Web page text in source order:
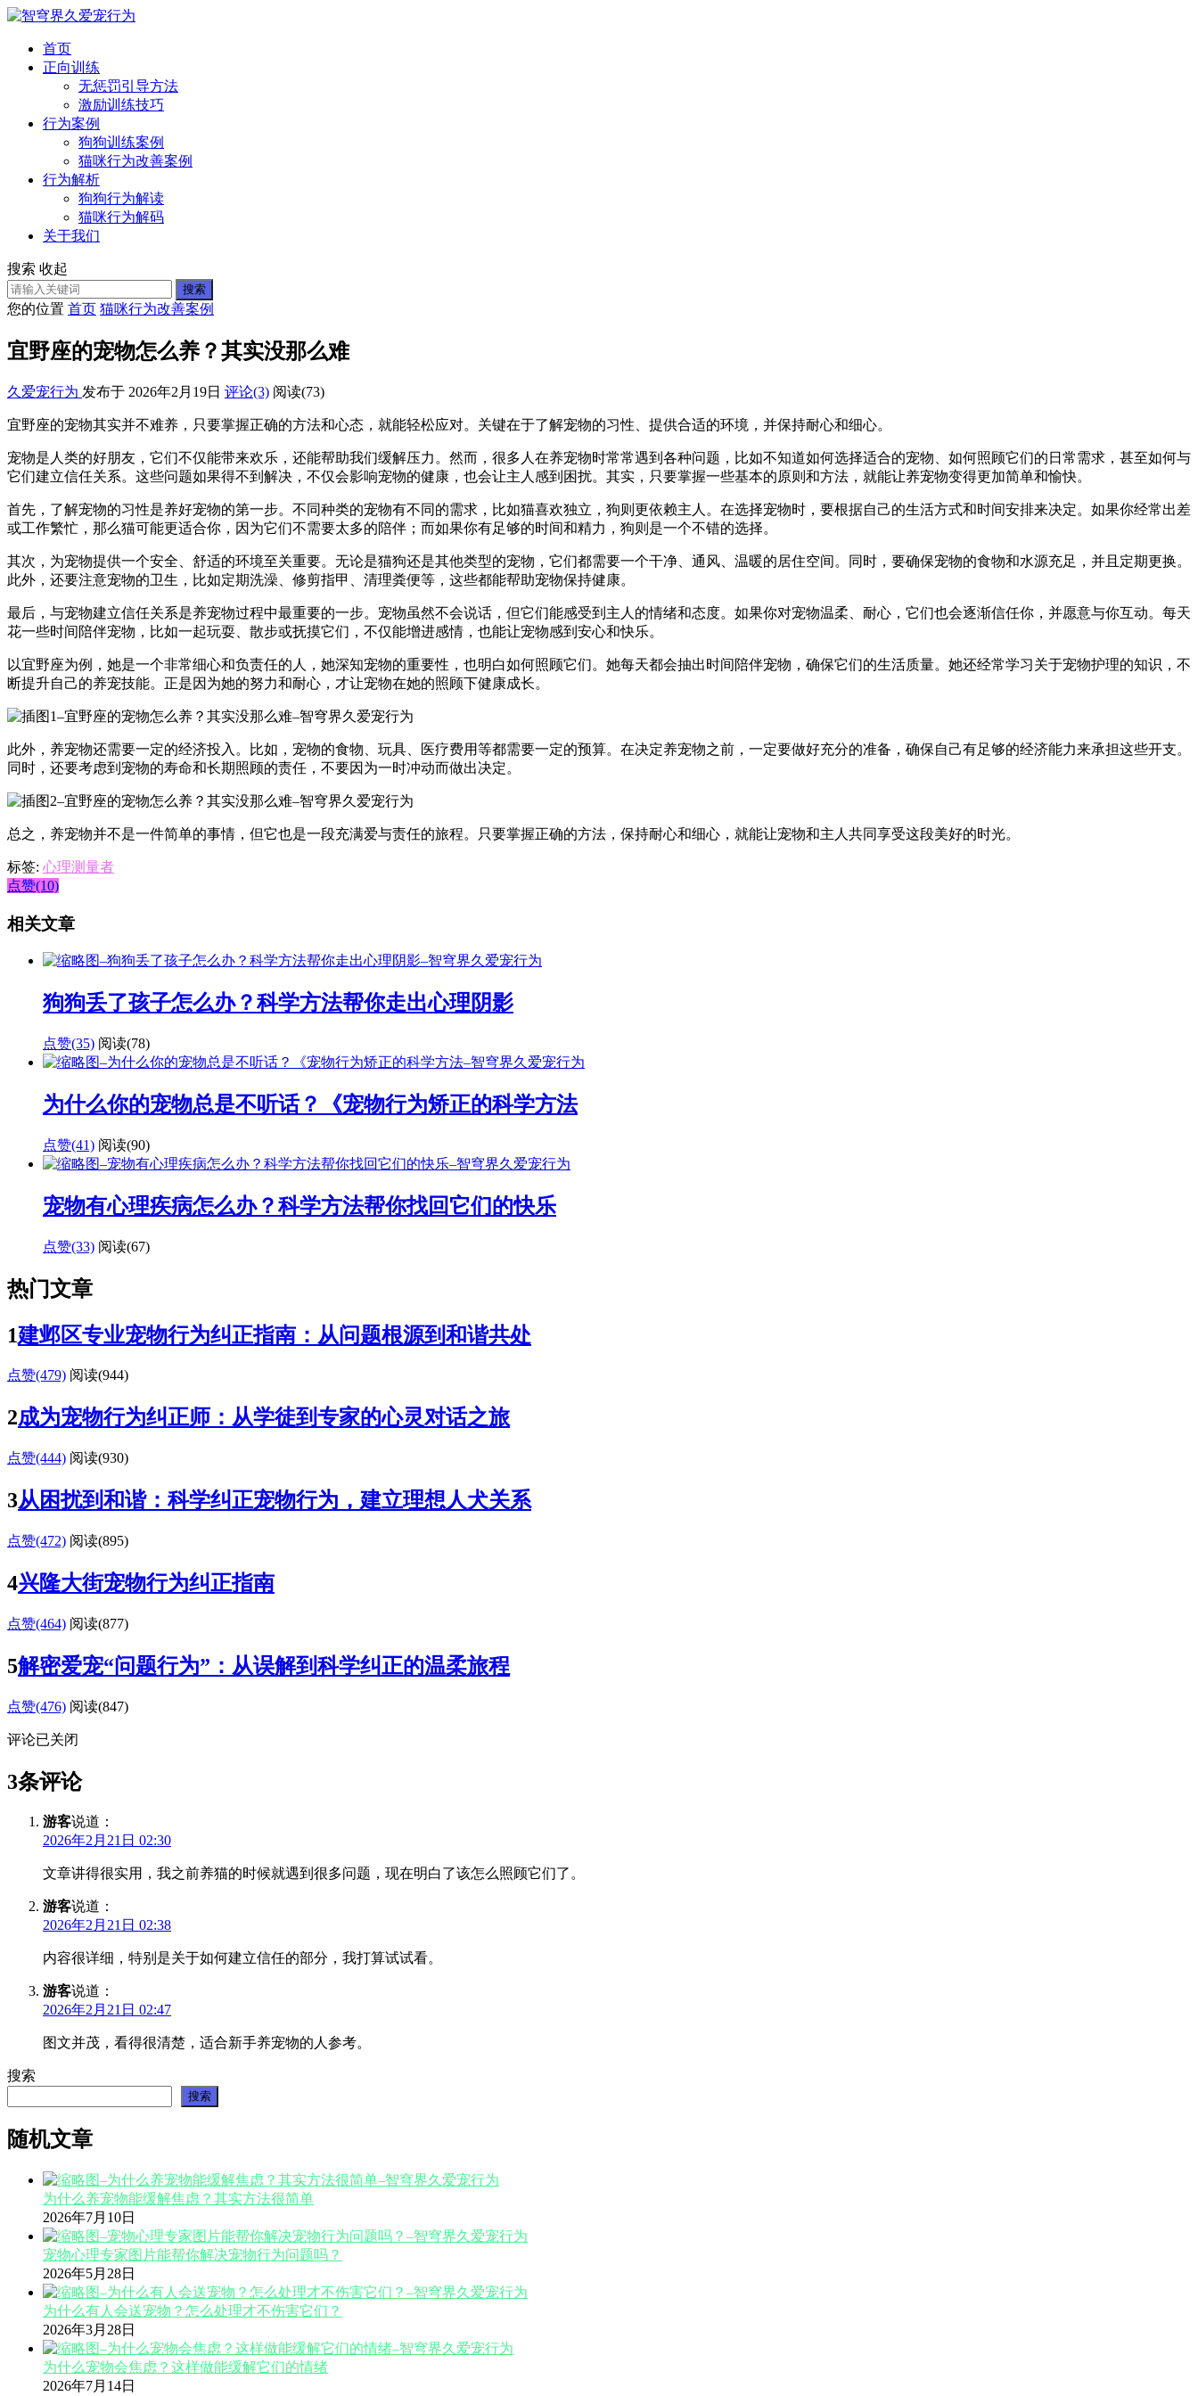
首页
正向训练
无惩罚引导方法
激励训练技巧
行为案例
狗狗训练案例
猫咪行为改善案例
行为解析
狗狗行为解读
猫咪行为解码
关于我们
搜索 收起
搜索
您的位置 首页 猫咪行为改善案例
宜野座的宠物怎么养？其实没那么难
久爱宠行为 发布于 2026年2月19日 评论(3) 阅读(73)
宜野座的宠物其实并不难养，只要掌握正确的方法和心态，就能轻松应对。关键在于了解宠物的习性、提供合适的环境，并保持耐心和细心。
宠物是人类的好朋友，它们不仅能带来欢乐，还能帮助我们缓解压力。然而，很多人在养宠物时常常遇到各种问题，比如不知道如何选择适合的宠物、如何照顾它们的日常需求，甚至如何与
它们建立信任关系。这些问题如果得不到解决，不仅会影响宠物的健康，也会让主人感到困扰。其实，只要掌握一些基本的原则和方法，就能让养宠物变得更加简单和愉快。
首先，了解宠物的习性是养好宠物的第一步。不同种类的宠物有不同的需求，比如猫喜欢独立，狗则更依赖主人。在选择宠物时，要根据自己的生活方式和时间安排来决定。如果你经常出差
或工作繁忙，那么猫可能更适合你，因为它们不需要太多的陪伴；而如果你有足够的时间和精力，狗则是一个不错的选择。
其次，为宠物提供一个安全、舒适的环境至关重要。无论是猫狗还是其他类型的宠物，它们都需要一个干净、通风、温暖的居住空间。同时，要确保宠物的食物和水源充足，并且定期更换。
此外，还要注意宠物的卫生，比如定期洗澡、修剪指甲、清理粪便等，这些都能帮助宠物保持健康。
最后，与宠物建立信任关系是养宠物过程中最重要的一步。宠物虽然不会说话，但它们能感受到主人的情绪和态度。如果你对宠物温柔、耐心，它们也会逐渐信任你，并愿意与你互动。每天
花一些时间陪伴宠物，比如一起玩耍、散步或抚摸它们，不仅能增进感情，也能让宠物感到安心和快乐。
以宜野座为例，她是一个非常细心和负责任的人，她深知宠物的重要性，也明白如何照顾它们。她每天都会抽出时间陪伴宠物，确保它们的生活质量。她还经常学习关于宠物护理的知识，不
断提升自己的养宠技能。正是因为她的努力和耐心，才让宠物在她的照顾下健康成长。
此外，养宠物还需要一定的经济投入。比如，宠物的食物、玩具、医疗费用等都需要一定的预算。在决定养宠物之前，一定要做好充分的准备，确保自己有足够的经济能力来承担这些开支。
同时，还要考虑到宠物的寿命和长期照顾的责任，不要因为一时冲动而做出决定。
总之，养宠物并不是一件简单的事情，但它也是一段充满爱与责任的旅程。只要掌握正确的方法，保持耐心和细心，就能让宠物和主人共同享受这段美好的时光。
标签: 心理测量者
点赞(10)
相关文章
狗狗丢了孩子怎么办？科学方法帮你走出心理阴影
点赞(35) 阅读(78)
为什么你的宠物总是不听话？《宠物行为矫正的科学方法
点赞(41) 阅读(90)
宠物有心理疾病怎么办？科学方法帮你找回它们的快乐
点赞(33) 阅读(67)
热门文章
1建邺区专业宠物行为纠正指南：从问题根源到和谐共处
点赞(479) 阅读(944)
2成为宠物行为纠正师：从学徒到专家的心灵对话之旅
点赞(444) 阅读(930)
3从困扰到和谐：科学纠正宠物行为，建立理想人犬关系
点赞(472) 阅读(895)
4兴隆大街宠物行为纠正指南
点赞(464) 阅读(877)
5解密爱宠“问题行为”：从误解到科学纠正的温柔旅程
点赞(476) 阅读(847)
评论已关闭
3条评论
游客说道：
2026年2月21日 02:30
文章讲得很实用，我之前养猫的时候就遇到很多问题，现在明白了该怎么照顾它们了。
游客说道：
2026年2月21日 02:38
内容很详细，特别是关于如何建立信任的部分，我打算试试看。
游客说道：
2026年2月21日 02:47
图文并茂，看得很清楚，适合新手养宠物的人参考。
搜索
搜索
随机文章
为什么养宠物能缓解焦虑？其实方法很简单
2026年7月10日
宠物心理专家图片能帮你解决宠物行为问题吗？
2026年5月28日
为什么有人会送宠物？怎么处理才不伤害它们？
2026年3月28日
为什么宠物会焦虑？这样做能缓解它们的情绪
2026年7月14日